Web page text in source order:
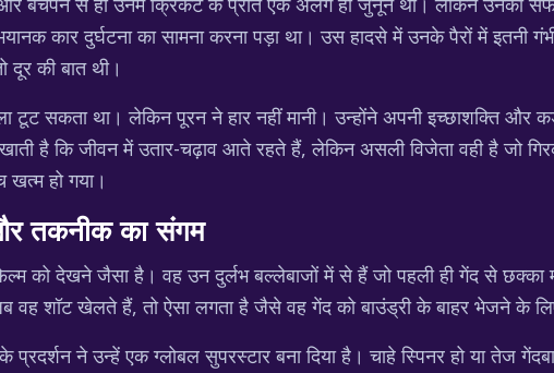
कार दुर्घटना का सामना करना पड़ा था। उस हादसे में उनके पैरों में इतनी
की बात थी।
टूट सकता था। लेकिन पूरन ने हार नहीं मानी। उन्होंने अपनी इच्छाशक्ति
है कि जीवन में उतार-चढ़ाव आते रहते हैं, लेकिन असली विजेता वही है जो
खत्म हो गया।
तकनीक का संगम
को देखने जैसा है। वह उन दुर्लभ बल्लेबाजों में से हैं जो पहली ही गेंद से
शॉट खेलते हैं, तो ऐसा लगता है जैसे वह गेंद को बाउंड्री के बाहर भेजने के
ने उन्हें एक ग्लोबल सुपरस्टार बना दिया है। चाहे स्पिनर हो या तेज